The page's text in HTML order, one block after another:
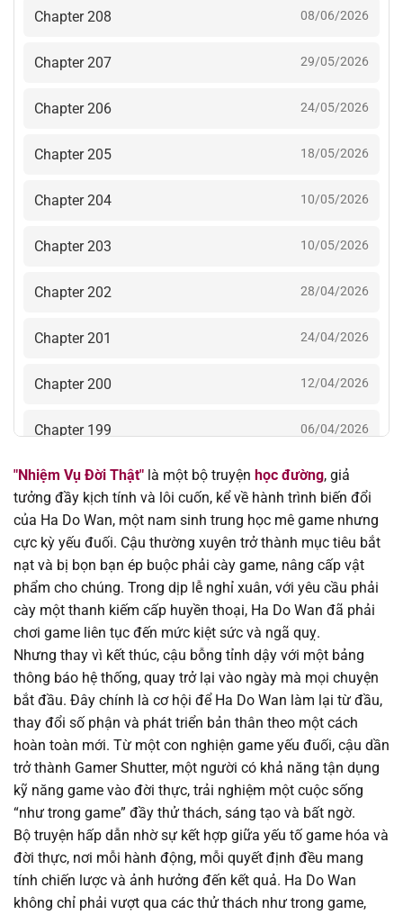
Chapter 208 08/06/2026
Chapter 207 29/05/2026
Chapter 206 24/05/2026
Chapter 205 18/05/2026
Chapter 204 10/05/2026
Chapter 203 10/05/2026
Chapter 202 28/04/2026
Chapter 201 24/04/2026
Chapter 200 12/04/2026
Chapter 199 06/04/2026
Chapter 198 31/03/2026
Chapter 197 22/03/2026
Chapter 196 15/03/2026
Chapter 195 09/03/2026
Chapter 194 01/03/2026
Chapter 193 01/03/2026
Chapter 192 23/02/2026
Chapter 191 07/02/2026
Chapter 190 31/01/2026
Chapter 189 27/01/2026
"Nhiệm Vụ Đời Thật" là một bộ truyện học đường, giả
tưởng đầy kịch tính và lôi cuốn, kể về hành trình biến đổi
của Ha Do Wan, một nam sinh trung học mê game nhưng
cực kỳ yếu đuối. Cậu thường xuyên trở thành mục tiêu bắt
nạt và bị bọn bạn ép buộc phải cày game, nâng cấp vật
phẩm cho chúng. Trong dịp lễ nghỉ xuân, với yêu cầu phải
cày một thanh kiếm cấp huyền thoại, Ha Do Wan đã phải
chơi game liên tục đến mức kiệt sức và ngã quỵ.
Nhưng thay vì kết thúc, cậu bỗng tỉnh dậy với một bảng
thông báo hệ thống, quay trở lại vào ngày mà mọi chuyện
bắt đầu. Đây chính là cơ hội để Ha Do Wan làm lại từ đầu,
thay đổi số phận và phát triển bản thân theo một cách
hoàn toàn mới. Từ một con nghiện game yếu đuối, cậu dần
trở thành Gamer Shutter, một người có khả năng tận dụng
kỹ năng game vào đời thực, trải nghiệm một cuộc sống
“như trong game” đầy thử thách, sáng tạo và bất ngờ.
Bộ truyện hấp dẫn nhờ sự kết hợp giữa yếu tố game hóa và
đời thực, nơi mỗi hành động, mỗi quyết định đều mang
tính chiến lược và ảnh hưởng đến kết quả. Ha Do Wan
không chỉ phải vượt qua các thử thách như trong game,